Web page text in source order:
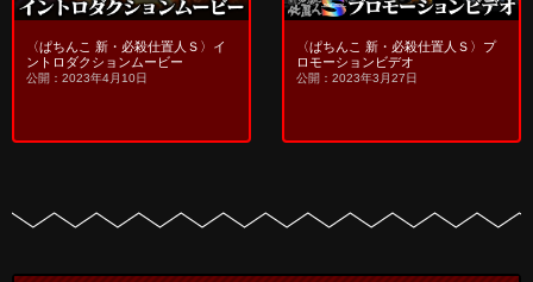
〈ぱちんこ 新・必殺仕置人Ｓ〉イ
ントロダクションムービー
公開：2023年4月10日
〈ぱちんこ 新・必殺仕置人Ｓ〉プ
ロモーションビデオ
公開：2023年3月27日